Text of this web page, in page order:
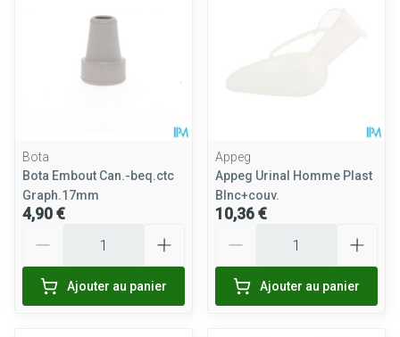
Bota
Bota Embout Can.-beq.ctc
Graph.17mm
4,90 €
Ajouter au panier
Appeg
Appeg Urinal Homme Plast
Blnc+couv.
10,36 €
Ajouter au panier